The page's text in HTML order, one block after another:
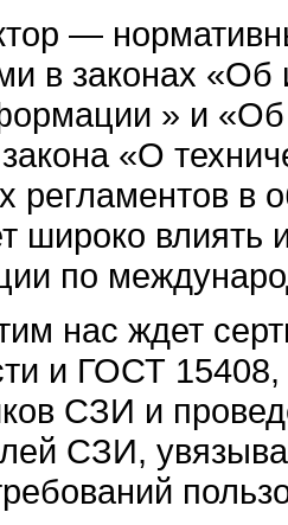
—
в законах
» и «Об
«О
регламентов в
широко влиять
по
нас ждет
и ГОСТ 15408,
СЗИ и
СЗИ,